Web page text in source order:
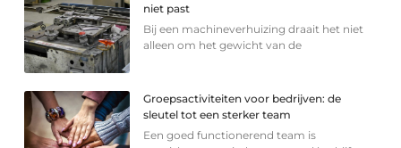
niet past
Bij een machineverhuizing draait het niet
alleen om het gewicht van de
Groepsactiviteiten voor bedrijven: de
sleutel tot een sterker team
Een goed functionerend team is